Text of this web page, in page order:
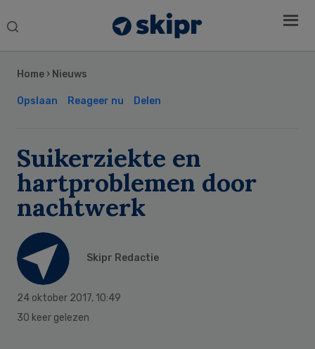
Search
Home › Nieuws
Opslaan Reageer nu Delen
Suikerziekte en
hartproblemen door
nachtwerk
Skipr Redactie
24 oktober 2017, 10:49
30 keer gelezen
Sidebar